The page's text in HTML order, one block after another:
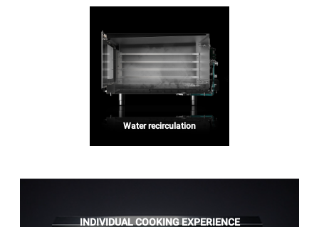
Water recirculation
INDIVIDUAL COOKING EXPERIENCE